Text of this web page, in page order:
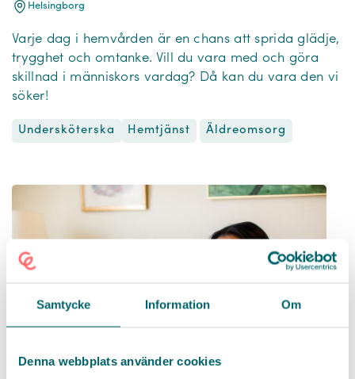
Samtycke Information Om
Denna webbplats använder cookies
Helsingborg
Varje dag i hemvården är en chans att sprida glädje,
trygghet och omtanke. Vill du vara med och göra
skillnad i människors vardag? Då kan du vara den vi
söker!
Undersköterska Hemtjänst Äldreomsorg